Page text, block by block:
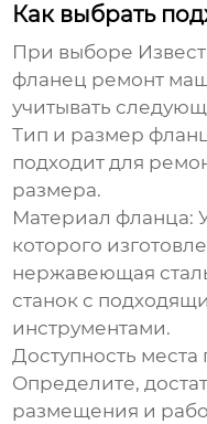
Как выбрать
При выборе
фланец ремонт
учитывать
Тип и размер
подходит для
размера.
Материал фланца:
которого
нержавеющая
станок с
инструментами.
Доступность
Определите,
размещения и